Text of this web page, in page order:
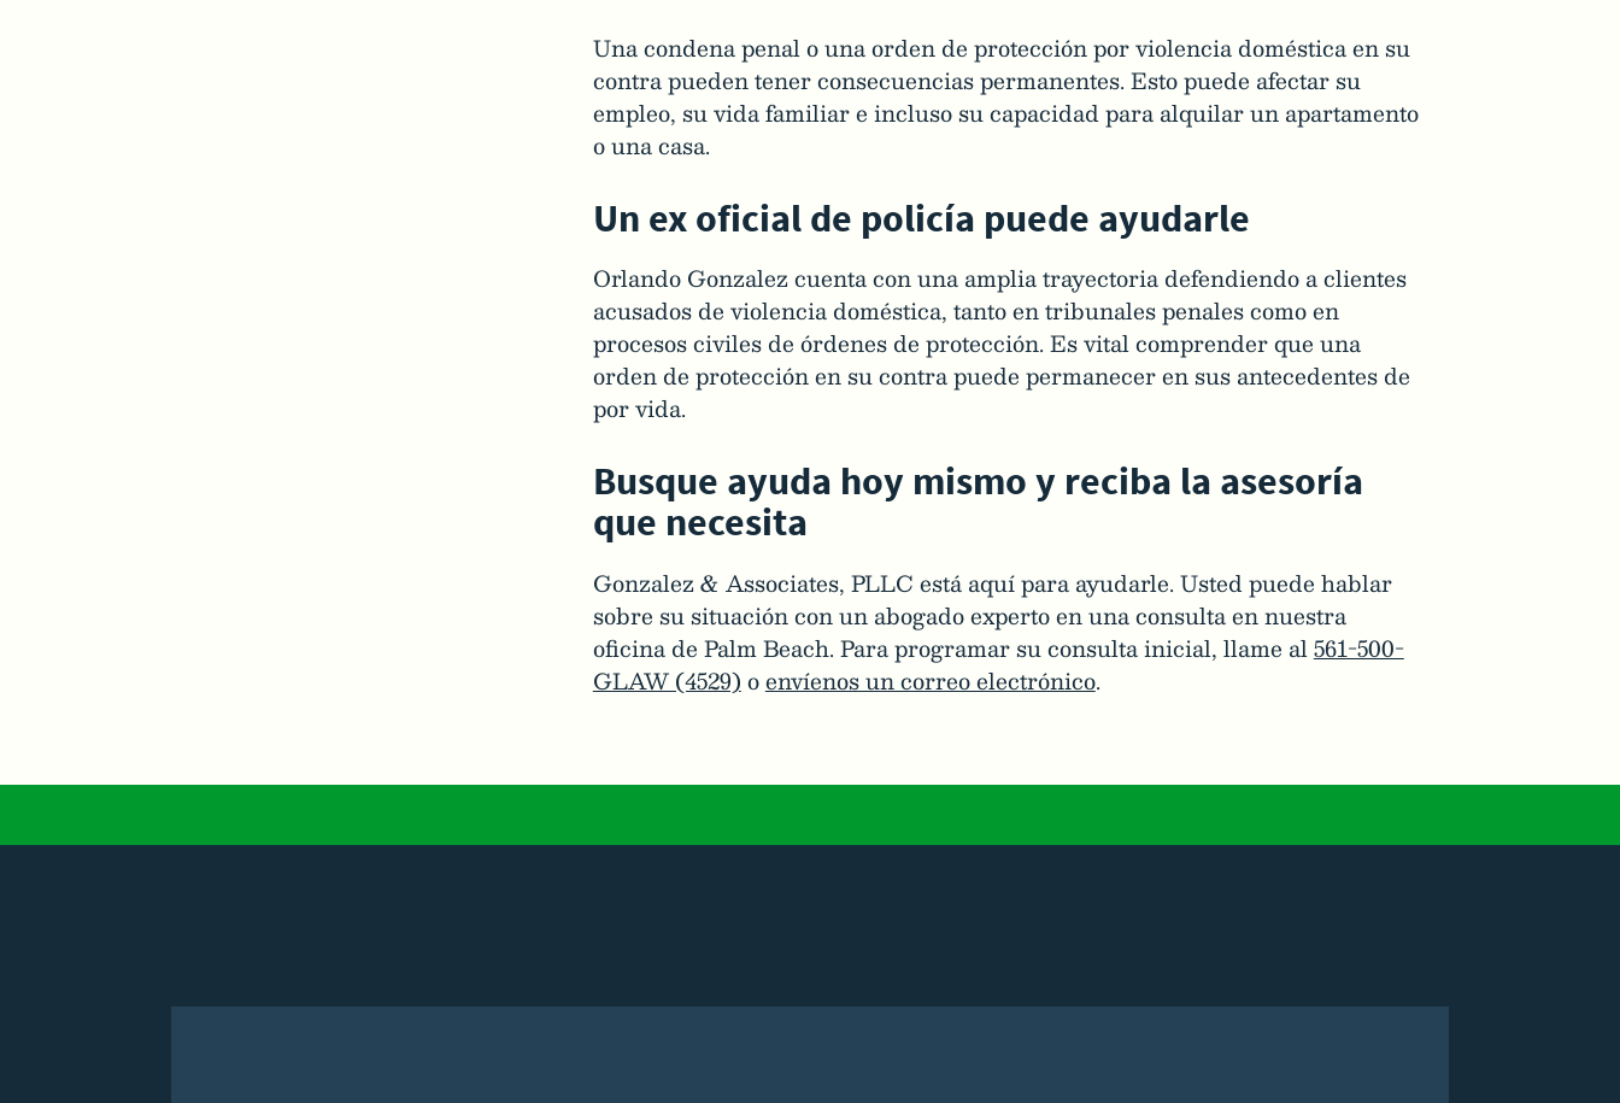
Una condena penal o una orden de protección por violencia doméstica en su
contra pueden tener consecuencias permanentes. Esto puede afectar su
empleo, su vida familiar e incluso su capacidad para alquilar un apartamento
o una casa.
Un ex oficial de policía puede ayudarle
Orlando Gonzalez cuenta con una amplia trayectoria defendiendo a clientes
acusados de violencia doméstica, tanto en tribunales penales como en
procesos civiles de órdenes de protección. Es vital comprender que una
orden de protección en su contra puede permanecer en sus antecedentes de
por vida.
Busque ayuda hoy mismo y reciba la asesoría
que necesita
Gonzalez & Associates, PLLC está aquí para ayudarle. Usted puede hablar
sobre su situación con un abogado experto en una consulta en nuestra
oficina de Palm Beach. Para programar su consulta inicial, llame al561-500-
GLAW (4529)oenvíenos un correo electrónico.